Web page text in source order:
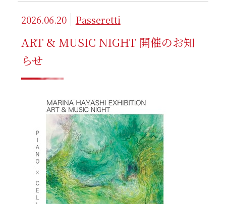
2026.06.20 Passeretti
ART & MUSIC NIGHT 開催のお知
らせ